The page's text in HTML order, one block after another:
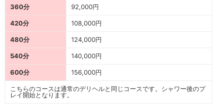
360分 92,000円
420分 108,000円
480分 124,000円
540分 140,000円
600分 156,000円
こちらのコースは通常のデリヘルと同じコースです。シャワー後のプ
レイ開始となります。